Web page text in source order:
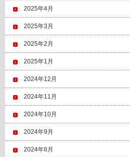
2025年4月
2025年3月
2025年2月
2025年1月
2024年12月
2024年11月
2024年10月
2024年9月
2024年8月